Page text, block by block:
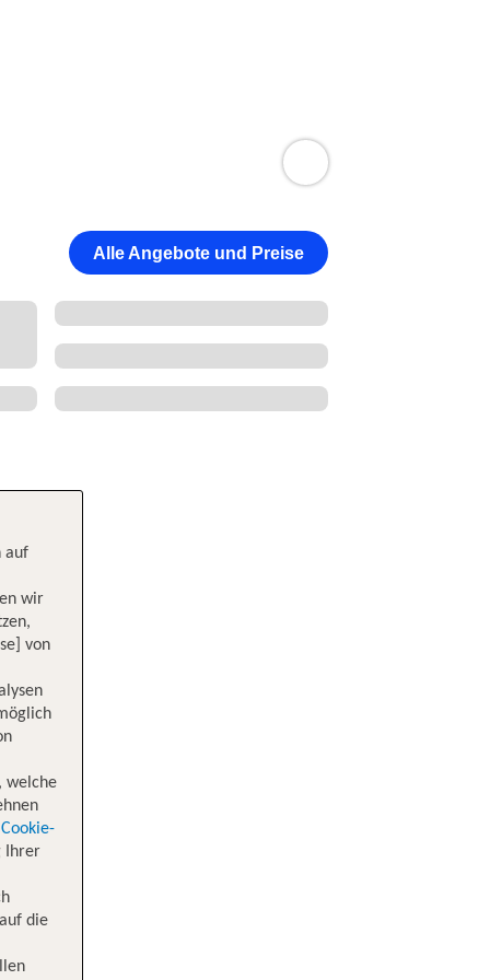
Alle Angebote und Preise
auf
wir
von
welche
Cookie-
Ihrer
die